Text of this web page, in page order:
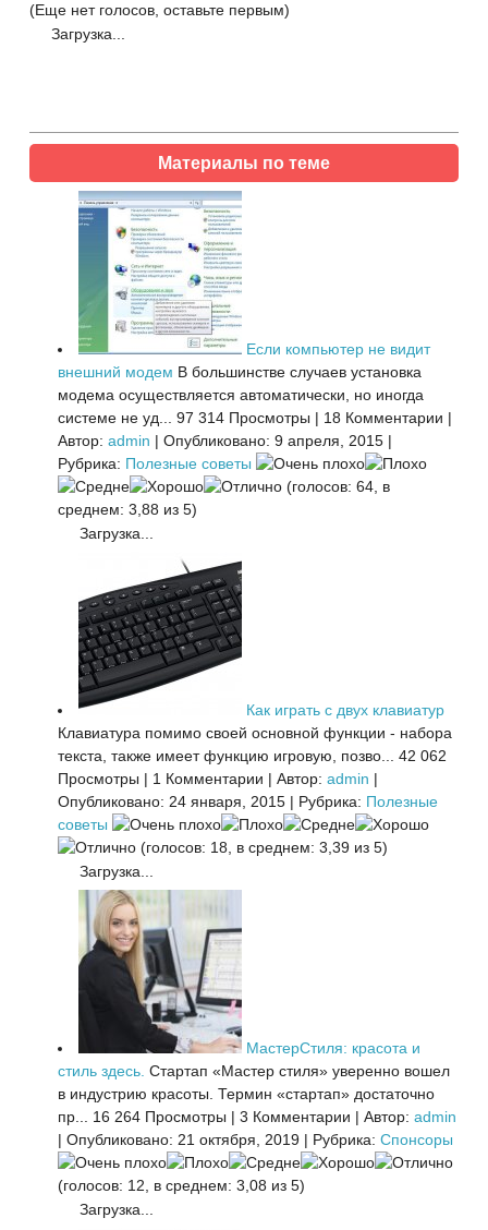
(Еще нет голосов, оставьте первым)
Загрузка...
Материалы по теме
Если компьютер не видит
внешний модем В большинстве случаев установка
модема осуществляется автоматически, но иногда
системе не уд...
97 314 Просмотры | 18 Комментарии |
Автор: admin | Опубликовано: 9 апреля, 2015 |
Рубрика: Полезные советы
(голосов: 64, в
среднем: 3,88 из 5)
Загрузка...
Как играть с двух клавиатур
Клавиатура помимо своей основной функции - набора
текста, также имеет функцию игровую, позво...
42 062
Просмотры | 1 Комментарии | Автор: admin |
Опубликовано: 24 января, 2015 | Рубрика: Полезные
советы
(голосов: 18, в среднем: 3,39 из 5)
Загрузка...
МастерСтиля: красота и
стиль здесь. Стартап «Мастер стиля» уверенно вошел
в индустрию красоты. Термин «стартап» достаточно
пр...
16 264 Просмотры | 3 Комментарии | Автор: admin
| Опубликовано: 21 октября, 2019 | Рубрика: Спонсоры
(голосов: 12, в среднем: 3,08 из 5)
Загрузка...